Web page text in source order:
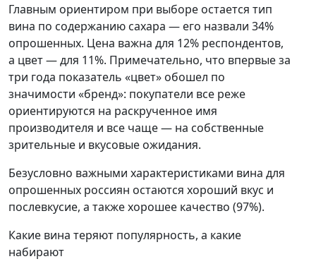
Главным ориентиром при выборе остается тип
вина по содержанию сахара — его назвали 34%
опрошенных. Цена важна для 12% респондентов,
а цвет — для 11%. Примечательно, что впервые за
три года показатель «цвет» обошел по
значимости «бренд»: покупатели все реже
ориентируются на раскрученное имя
производителя и все чаще — на собственные
зрительные и вкусовые ожидания.
Безусловно важными характеристиками вина для
опрошенных россиян остаются хороший вкус и
послевкусие, а также хорошее качество (97%).
Какие вина теряют популярность, а какие
набирают